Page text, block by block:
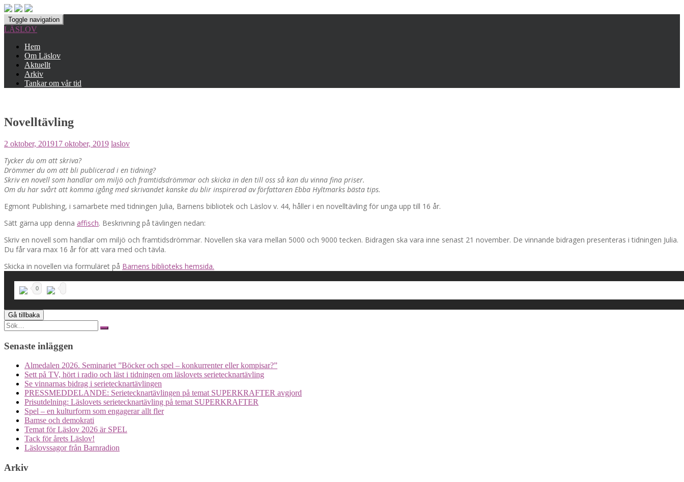
Toggle navigation
LÄSLOV
Hem
Om Läslov
Aktuellt
Arkiv
Tankar om vår tid
Novelltävling
2 oktober, 201917 oktober, 2019 laslov
Tycker du om att skriva?
Drömmer du om att bli publicerad i en tidning?
Skriv en novell som handlar om miljö och framtidsdrömmar och skicka in den till oss så kan du vinna fina priser.
Om du har svårt att komma igång med skrivandet kanske du blir inspirerad av författaren Ebba Hyltmarks bästa tips.
Egmont Publishing, i samarbete med tidningen Julia, Barnens bibliotek och Läslov v. 44, håller i en novelltävling för unga upp till 16 år.
Sätt gärna upp denna affisch. Beskrivning på tävlingen nedan:
Skriv en novell som handlar om miljö och framtidsdrömmar. Novellen ska vara mellan 5000 och 9000 tecken. Bidragen ska vara inne senast 21 november. De vinnande bidragen presenteras i tidningen Julia.
Du får vara max 16 år för att vara med och tävla.
Skicka in novellen via formuläret på Barnens biblioteks hemsida.
0
Search
for:
Senaste inläggen
Almedalen 2026. Seminariet ”Böcker och spel – konkurrenter eller kompisar?”
Sett på TV, hört i radio och läst i tidningen om läslovets serietecknartävling
Se vinnarnas bidrag i serietecknartävlingen
PRESSMEDDELANDE: Serietecknartävlingen på temat SUPERKRAFTER avgjord
Prisutdelning: Läslovets serietecknartävling på temat SUPERKRAFTER
Spel – en kulturform som engagerar allt fler
Bamse och demokrati
Temat för Läslov 2026 är SPEL
Tack för årets Läslov!
Läslovssagor från Barnradion
Arkiv